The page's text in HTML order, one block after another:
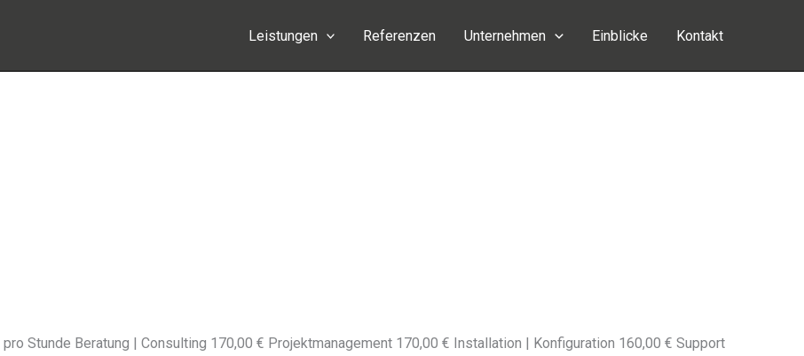
Leistungen Referenzen Unternehmen Einblicke Kontakt
Stunde Beratung | Consulting 170,00 € Projektmanagement 170,00 € Installation | Konfiguration 160,00 € Support